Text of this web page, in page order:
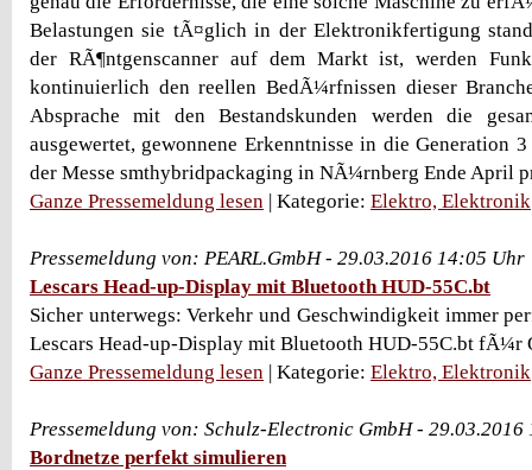
Belastungen sie tÃ¤glich in der Elektronikfertigung
der RÃ¶ntgenscanner auf dem Markt ist, werden
kontinuierlich den reellen BedÃ¼rfnissen dieser
Absprache mit den Bestandskunden werden die
ausgewertet, gewonnene Erkenntnisse in die Generation
der Messe smthybridpackaging in NÃ¼rnberg Ende April
Ganze Pressemeldung lesen | Kategorie: Elektro, Elektronik
Pressemeldung von: PEARL.GmbH - 29.03.2016 14:05 Uhr
Lescars Head-up-Display mit Bluetooth HUD-55C.bt
Sicher unterwegs: Verkehr und Geschwindigkeit immer
Lescars Head-up-Display mit Bluetooth HUD-55C.bt fÃ¼r
Ganze Pressemeldung lesen | Kategorie: Elektro, Elektronik
Pressemeldung von: Schulz-Electronic GmbH -
Bordnetze perfekt simulieren